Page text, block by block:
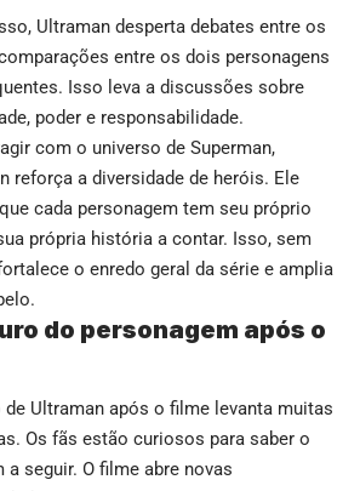
Ultraman desperta debates entre os
entre os dois personagens
Isso leva a discussões sobre
poder e responsabilidade.
com o universo de Superman,
reforça a diversidade de heróis. Ele
cada personagem tem seu próprio
própria história a contar. Isso, sem
o enredo geral da série e amplia
do personagem após o
de Ultraman após o filme levanta muitas
Os fãs estão curiosos para saber o
a seguir. O filme abre novas